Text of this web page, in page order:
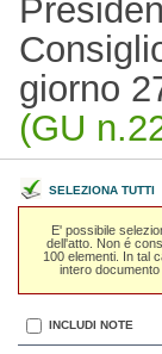
giorno
(GU
SELEZIONA TUTTI
E' possibile
dell'atto. Non é
100 elementi. In tal
intero
INCLUDI NOTE